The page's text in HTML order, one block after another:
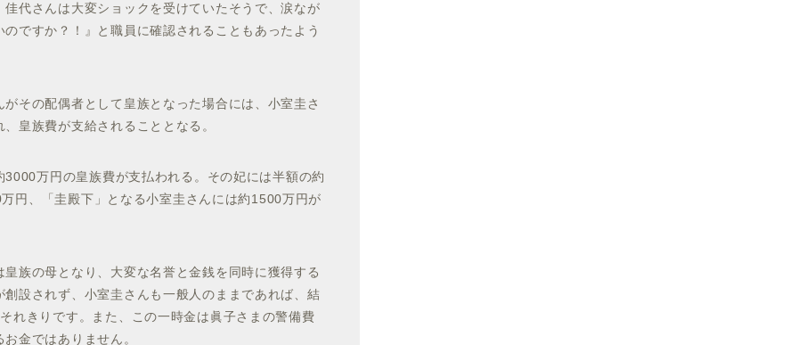
代さんは大変ショックを受けていたそうで、涙なが
ですか？！』と職員に確認されることもあった よう
その配偶者として皇族となった場合には、小室圭さ
皇族費が支給されることとなる。
万円の皇族費が支払われる。その妃には半額の約
円、「圭殿下」となる小室圭さんには約1500万円が
族の母となり、大変な名誉と金銭を同時に獲得する
設されず、小室圭さんも一般人のままであれば、結
れきりです。また、この一時金は眞子さまの警備費
金ではありません。